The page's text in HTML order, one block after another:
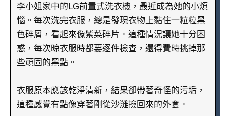
李小姐家中的LG前置式洗衣機，最近成為她的小煩
惱。每次洗完衣服，總是發現衣物上黏住一粒粒黑
色碎屑，看起來像紫菜碎片。這種情況讓她十分困
惑，每次晾衣服時都要逐件檢查，還得費時挑掉那
些頑固的黑點。
衣服原本應該乾淨清新，結果卻帶著奇怪的污垢，
這種感覺有點像穿著剛從沙灘撿回來的外套。